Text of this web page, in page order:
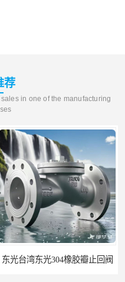
荐
in one of the manufacturing